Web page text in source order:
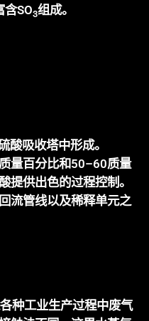
含SO3组成。
酸吸收塔中形成。
量百分比和50–60质量
提供出色的过程控制。
流管线以及稀释单元之
种工业生产过程中废气